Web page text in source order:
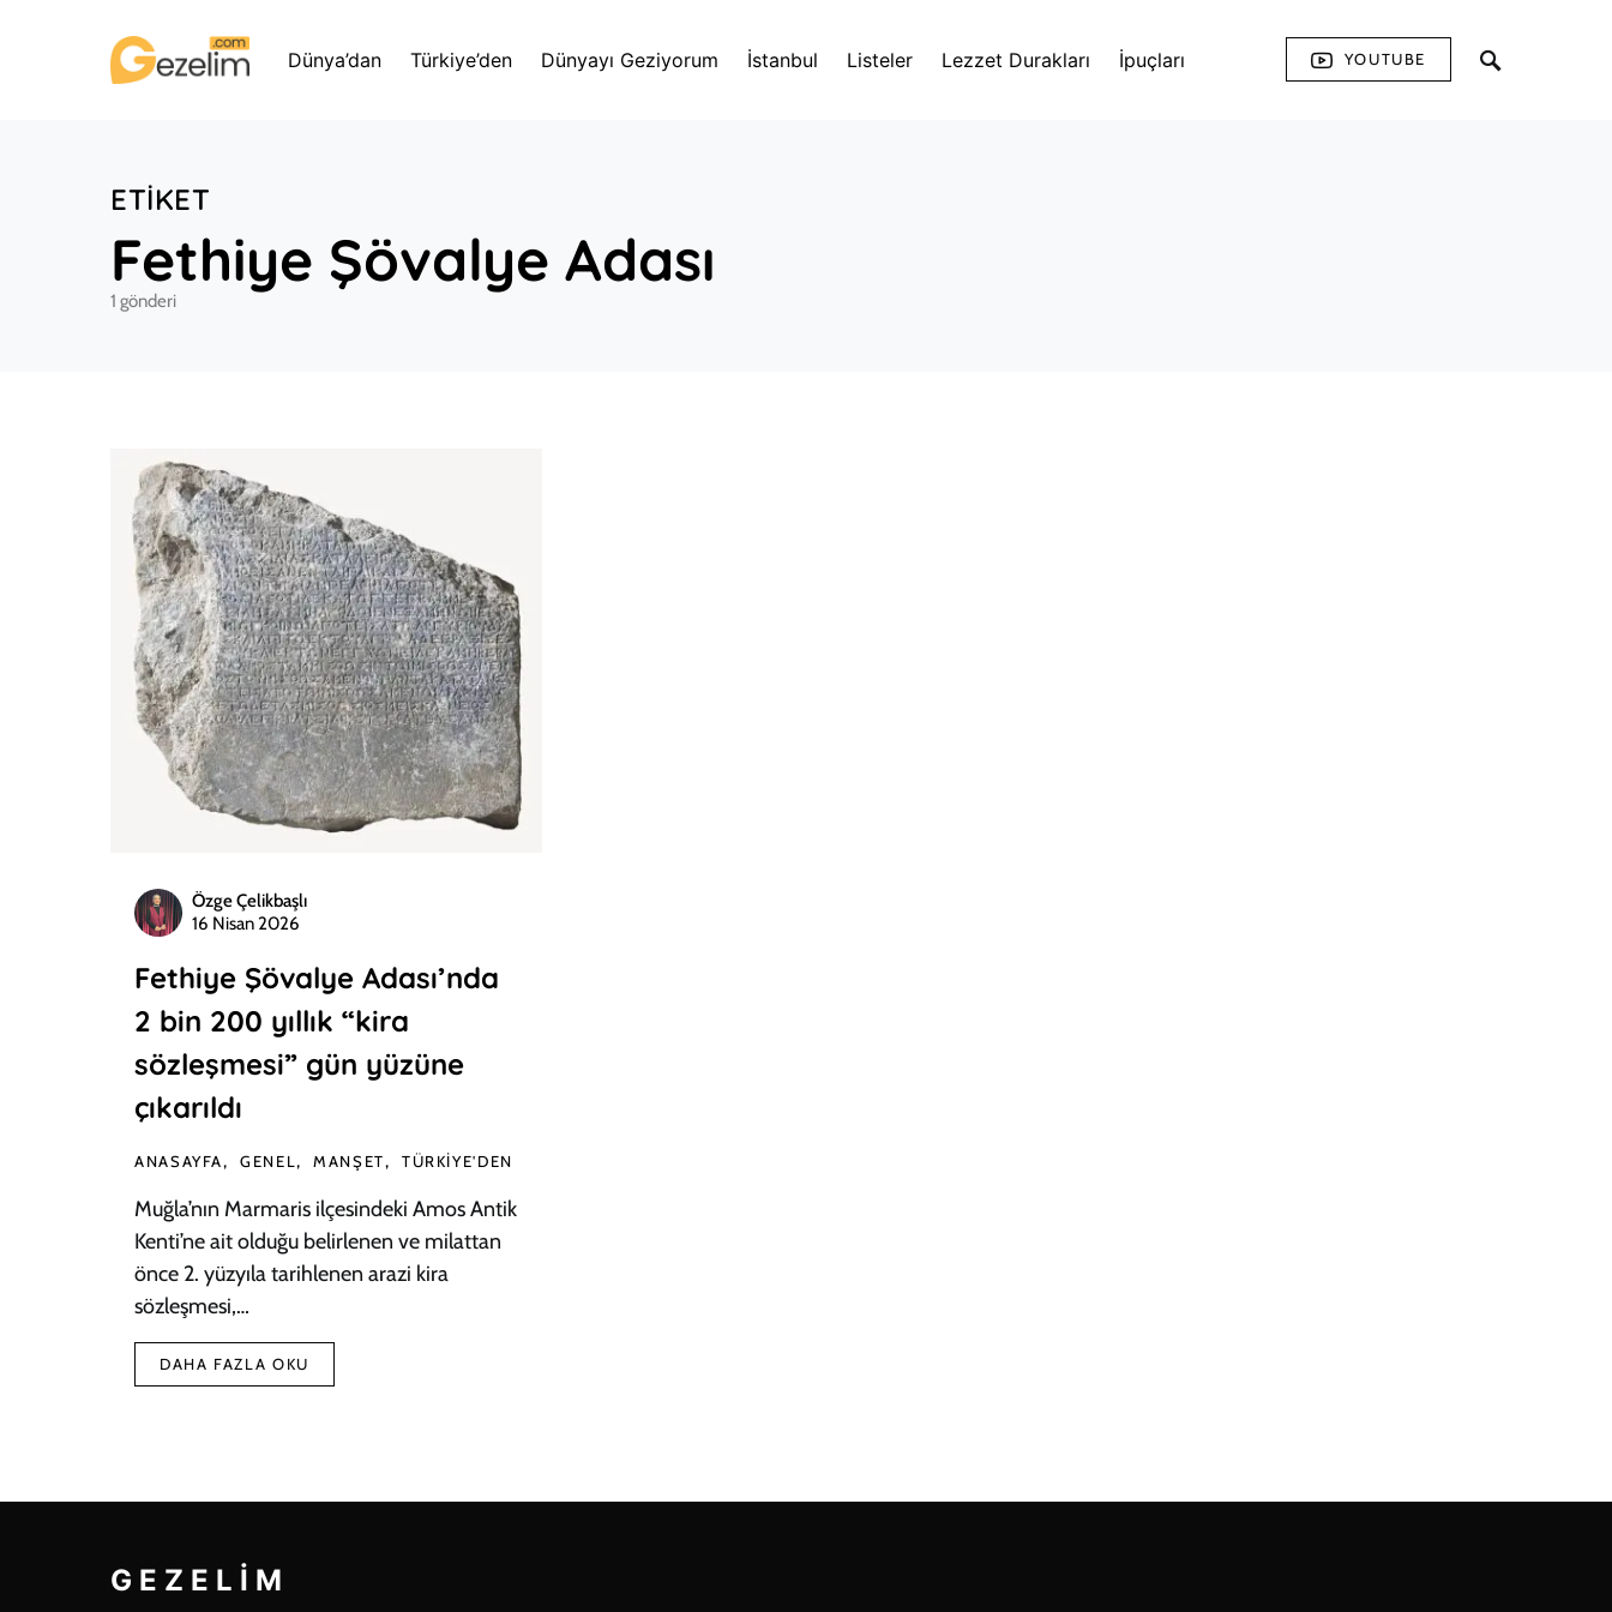
Dünya’dan Türkiye’den Dünyayı Geziyorum İstanbul Listeler Lezzet Durakları İpuçları YOUTUBE
ETIKET
Fethiye Şövalye Adası
1 gönderi
Özge Çelikbaşlı
16 Nisan 2026
Fethiye Şövalye Adası’nda
2 bin 200 yıllık “kira
sözleşmesi” gün yüzüne
çıkarıldı
ANASAYFA GENEL MANŞET TÜRKIYE'DEN
Muğla’nın Marmaris ilçesindeki Amos Antik
Kenti’ne ait olduğu belirlenen ve milattan
önce 2. yüzyıla tarihlenen arazi kira
sözleşmesi,…
DAHA FAZLA OKU
GEZELIM